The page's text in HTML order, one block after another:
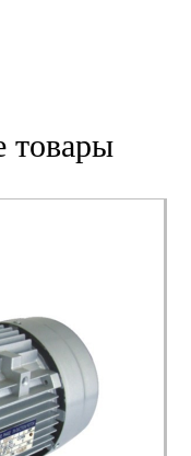
товары